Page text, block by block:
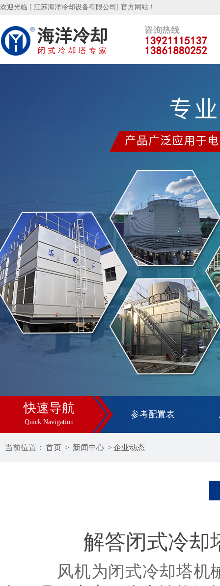
欢迎光临 [ 江苏海洋冷却设备有限公司] 官方网站！
快速导航
Quick Navigation
参考配置表
当前位置： 首页 > 新闻中心 > 企业动态
解答闭式冷却
风机为闭式冷却塔机械